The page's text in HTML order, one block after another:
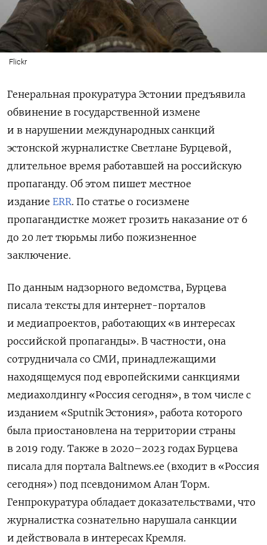
Flickr
Генеральная прокуратура Эстонии предъявила
обвинение в государственной измене
и в нарушении международных санкций
эстонской журналистке Светлане Бурцевой,
длительное время работавшей на российскую
пропаганду. Об этом пишет местное
издание ERR. По статье о госизмене
пропагандистке может грозить наказание от 6
до 20 лет тюрьмы либо пожизненное
заключение.
По данным надзорного ведомства, Бурцева
писала тексты для интернет-порталов
и медиапроектов, работающих «в интересах
российской пропаганды». В частности, она
сотрудничала со СМИ, принадлежащими
находящемуся под европейскими санкциями
медиахолдингу «Россия сегодня», в том числе с
изданием «Sputnik Эстония», работа которого
была приостановлена на территории страны
в 2019 году. Также в 2020–2023 годах Бурцева
писала для портала Baltnews.ee (входит в «Россия
сегодня») под псевдонимом Алан Торм.
Генпрокуратура обладает доказательствами, что
журналистка сознательно нарушала санкции
и действовала в интересах Кремля.